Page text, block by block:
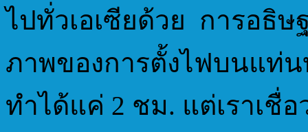
ไปทั่วเอเซียด้วย การอธิ
ภาพของการตั้งไฟบนแท่
ทำได้แค่ 2 ชม. แต่เราเชื่